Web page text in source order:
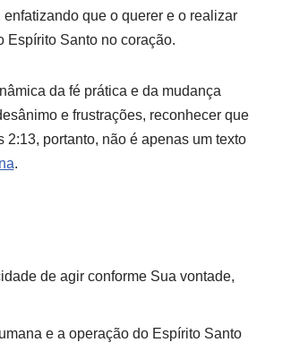
que o querer e o realizar
Espírito Santo no coração.
da fé prática e da mudança
e frustrações, reconhecer que
portanto, não é apenas um texto
.
de agir conforme Sua vontade,
e a operação do Espírito Santo